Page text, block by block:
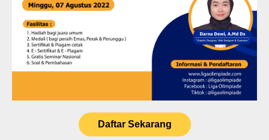
Daftar Sekarang